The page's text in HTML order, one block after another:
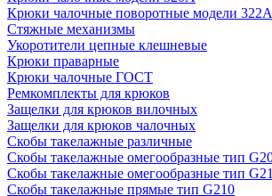
Крюки чалочные поворотные модели 322А
Стяжные механизмы
Укоротители цепные клешневые
Крюки праварные
Крюки чалочные ГОСТ
Ремкомплекты для крюков
Защелки для крюков вилочных
Защелки для крюков чалочных
Скобы такелажные различные
Скобы такелажные омегообразные тип
Скобы такелажные омегообразные тип
Скобы такелажные прямые тип G210